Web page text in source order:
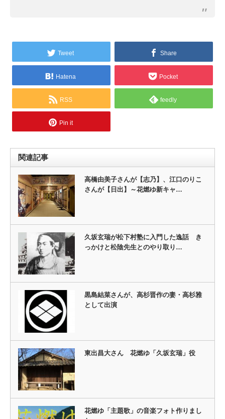
Tweet Share
Hatena Pocket
RSS feedly
Pin it
関連記事
高橋由美子さんが【志乃】、江口のりこ
さんが【日出】～花燃ゆ新キャ…
久坂玄瑞が松下村塾に入門した逸話 き
っかけと松陰先生とのやり取り…
黒島結菜さんが、高杉晋作の妻・高杉雅
として出演
東出昌大さん 花燃ゆ「久坂玄瑞」役
花燃ゆ「主題歌」の音楽フォト作りまし